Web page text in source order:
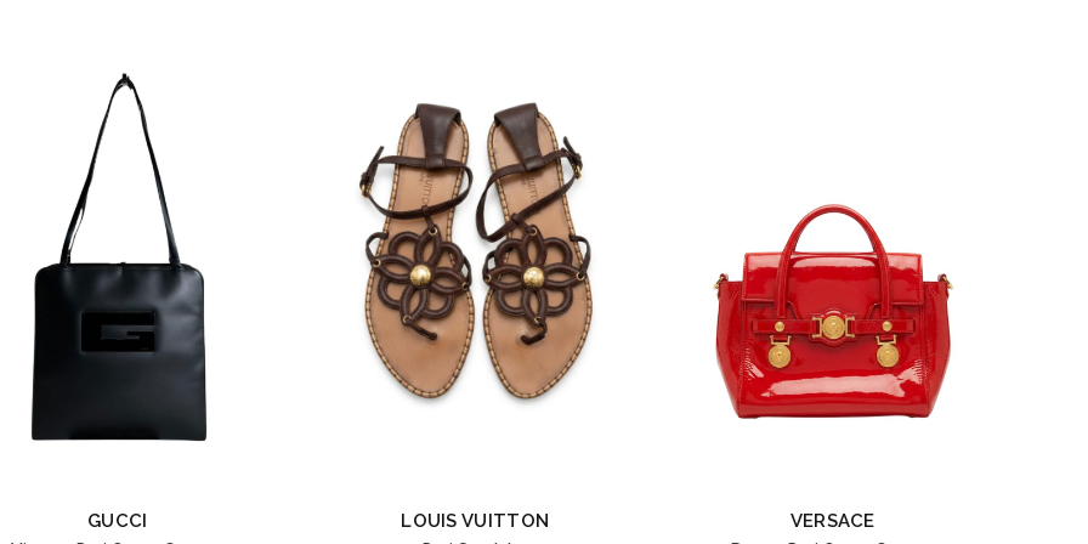
GUCCI
LOUIS VUITTON
VERSACE